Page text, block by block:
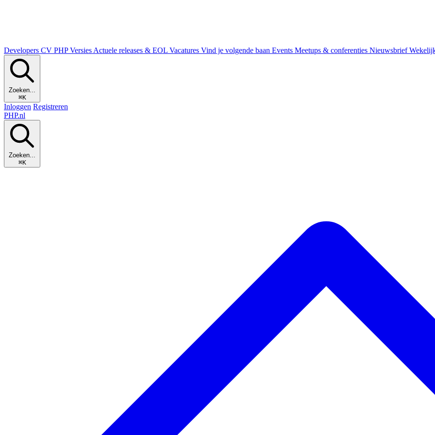
Developers CV PHP Versies Actuele releases & EOL Vacatures Vind je volgende baan Events Meetups & conferenties Nieuwsbrief
Zoeken...
⌘K
Inloggen Registreren
PHP.nl
Zoeken...
⌘K